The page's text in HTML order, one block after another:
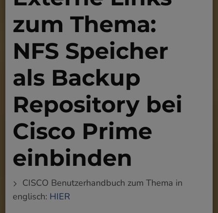
zum Thema:
NFS Speicher
als Backup
Repository bei
Cisco Prime
einbinden
CISCO Benutzerhandbuch zum Thema in
englisch: HIER